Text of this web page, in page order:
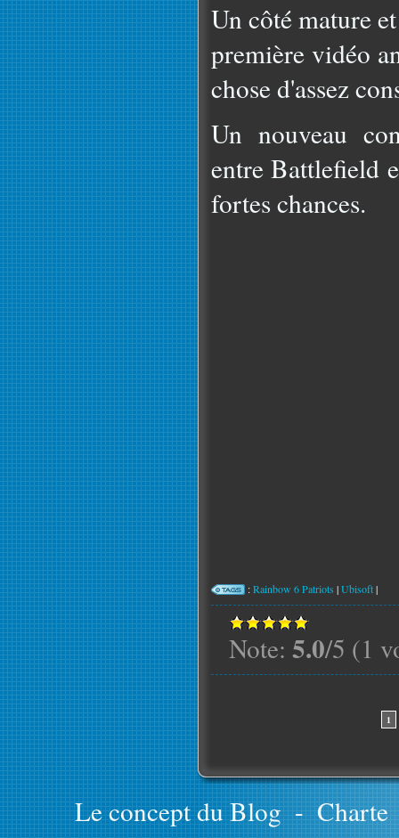
Un côté mature
première vidéo
chose d'assez
Un nouveau
entre Battlefield
fortes chances.
:Rainbow 6 Patriots |Ubisoft|
Note: 5.0/5 (1
1
Le concept du Blog - Charte